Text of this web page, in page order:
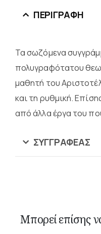
ΠΕΡΙΓΡΑΦΉ
Τα σωζόμενα
πολυγραφότατου
μαθητή του
και τη ρυθμική.
από άλλα έργα του
ΣΥΓΓΡΑΦΈΑΣ
Μπορεί επίσης